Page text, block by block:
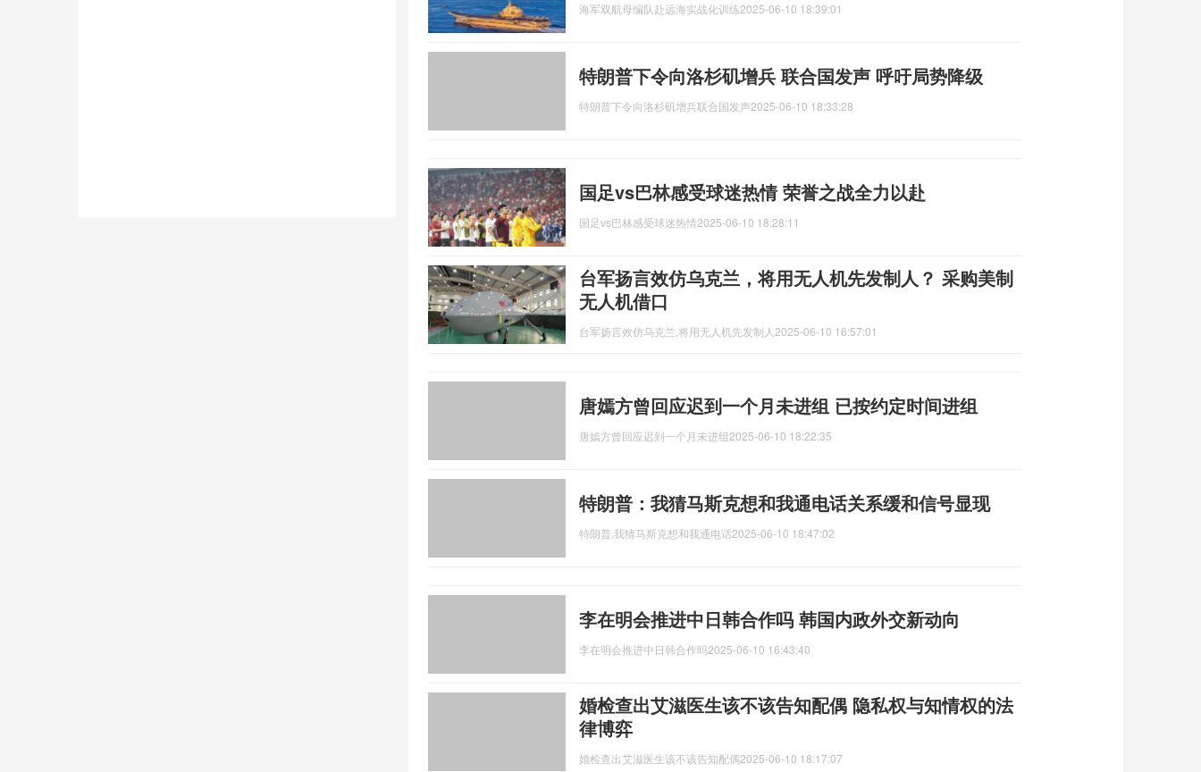
海军双航母编队赴远海实战化训练2025-06-10 18:39:01
特朗普下令向洛杉矶增兵 联合国发声 呼吁局势降级
特朗普下令向洛杉矶增兵联合国发声2025-06-10 18:33:28
国足vs巴林感受球迷热情 荣誉之战全力以赴
国足vs巴林感受球迷热情2025-06-10 18:28:11
台军扬言效仿乌克兰，将用无人机先发制人？ 采购美制
无人机借口
台军扬言效仿乌克兰,将用无人机先发制人 2025-06-10 16:57:01
唐嫣方曾回应迟到一个月未进组 已按约定时间进组
唐嫣方曾回应迟到一个月未进组2025-06-10 18:22:35
特朗普：我猜马斯克想和我通电话关系缓和信号显现
特朗普,我猜马斯克想和我通电话2025-06-10 18:47:02
李在明会推进中日韩合作吗 韩国内政外交新动向
李在明会推进中日韩合作吗2025-06-10 16:43:40
婚检查出艾滋医生该不该告知配偶 隐私权与知情权的法
律博弈
婚检查出艾滋医生该不该告知配偶2025-06-10 18:17:07